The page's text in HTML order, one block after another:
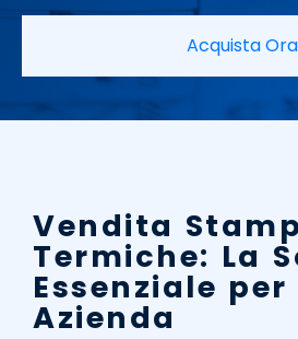
Acquista
Vendita
Termiche: La
Essenziale
Azienda